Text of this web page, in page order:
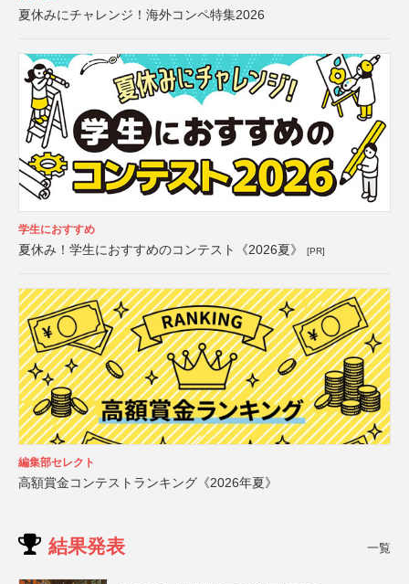
夏休みにチャレンジ！海外コンペ特集2026
学生におすすめ
夏休み！学生におすすめのコンテスト《2026夏》 [PR]
編集部セレクト
高額賞金コンテストランキング《2026年夏》
結果発表 一覧